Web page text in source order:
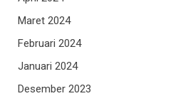
Maret 2024
Februari 2024
Januari 2024
Desember 2023